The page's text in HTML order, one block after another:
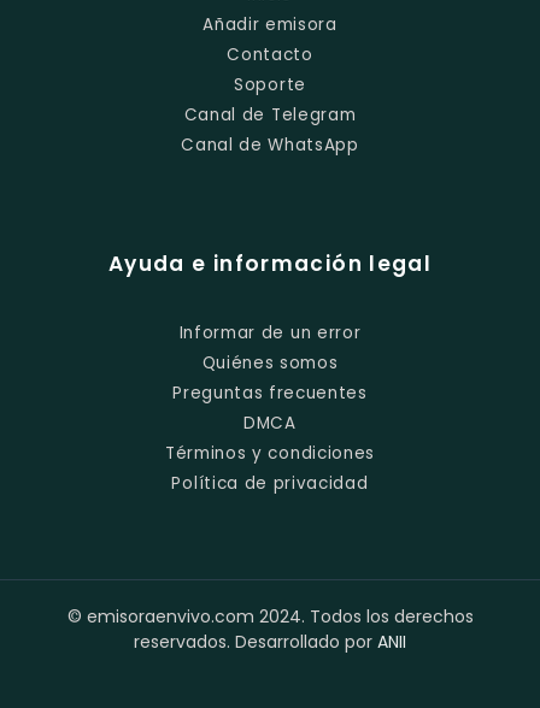
Añadir emisora
Contacto
Soporte
Canal de Telegram
Canal de WhatsApp
Ayuda e información legal
Informar de un error
Quiénes somos
Preguntas frecuentes
DMCA
Términos y condiciones
Política de privacidad
© emisoraenvivo.com 2024. Todos los derechos
reservados. Desarrollado por ANII